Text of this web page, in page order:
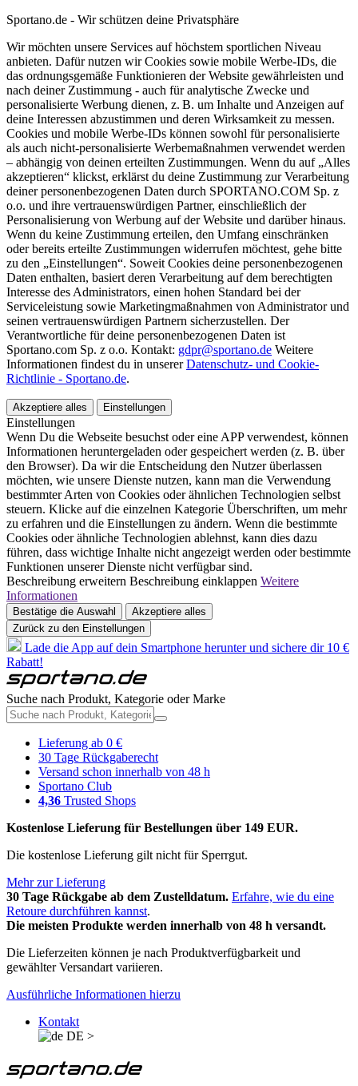
Sportano.de - Wir schützen deine Privatsphäre
Wir möchten unsere Services auf höchstem sportlichen Niveau
anbieten. Dafür nutzen wir Cookies sowie mobile Werbe-IDs, die
das ordnungsgemäße Funktionieren der Website gewährleisten und
nach deiner Zustimmung - auch für analytische Zwecke und
personalisierte Werbung dienen, z. B. um Inhalte und Anzeigen auf
deine Interessen abzustimmen und deren Wirksamkeit zu messen.
Cookies und mobile Werbe-IDs können sowohl für personalisierte
als auch nicht-personalisierte Werbemaßnahmen verwendet werden
– abhängig von deinen erteilten Zustimmungen. Wenn du auf „Alles
akzeptieren“ klickst, erklärst du deine Zustimmung zur Verarbeitung
deiner personenbezogenen Daten durch SPORTANO.COM Sp. z
o.o. und ihre vertrauenswürdigen Partner, einschließlich der
Personalisierung von Werbung auf der Website und darüber hinaus.
Wenn du keine Zustimmung erteilen, den Umfang einschränken
oder bereits erteilte Zustimmungen widerrufen möchtest, gehe bitte
zu den „Einstellungen“. Soweit Cookies deine personenbezogenen
Daten enthalten, basiert deren Verarbeitung auf dem berechtigten
Interesse des Administrators, einen hohen Standard bei der
Serviceleistung sowie Marketingmaßnahmen von Administrator und
seinen vertrauenswürdigen Partnern sicherzustellen. Der
Verantwortliche für deine personenbezogenen Daten ist
Sportano.com Sp. z o.o. Kontakt: gdpr@sportano.de Weitere
Informationen findest du in unsererDatenschutz- und Cookie-
Richtlinie - Sportano.de.
Akzeptiere alles Einstellungen
Einstellungen
Wenn Du die Webseite besuchst oder eine APP verwendest, können
Informationen heruntergeladen oder gespeichert werden (z. B. über
den Browser). Da wir die Entscheidung den Nutzer überlassen
möchten, wie unsere Dienste nutzen, kann man die Verwendung
bestimmter Arten von Cookies oder ähnlichen Technologien selbst
steuern. Klicke auf die einzelnen Kategorie Überschriften, um mehr
zu erfahren und die Einstellungen zu ändern. Wenn die bestimmte
Cookies oder ähnliche Technologien ablehnst, kann dies dazu
führen, dass wichtige Inhalte nicht angezeigt werden oder bestimmte
Funktionen unserer Dienste nicht verfügbar sind.
Beschreibung erweitern Beschreibung einklappen Weitere
Informationen
Bestätige die Auswahl
Akzeptiere alles
Zurück zu den Einstellungen
Lade die App auf dein Smartphone herunter und sichere dir 10 €
Rabatt!
Suche nach Produkt, Kategorie oder Marke
Lieferung ab 0 €
30 Tage Rückgaberecht
Versand schon innerhalb von 48 h
Sportano Club
4,36 Trusted Shops
Kostenlose Lieferung für Bestellungen über 149 EUR.
Die kostenlose Lieferung gilt nicht für Sperrgut.
Mehr zur Lieferung
30 Tage Rückgabe ab dem Zustelldatum. Erfahre, wie du eine
Retoure durchführen kannst.
Die meisten Produkte werden innerhalb von 48 h versandt.
Die Lieferzeiten können je nach Produktverfügbarkeit und
gewählter Versandart variieren.
Ausführliche Informationen hierzu
Kontakt
DE >